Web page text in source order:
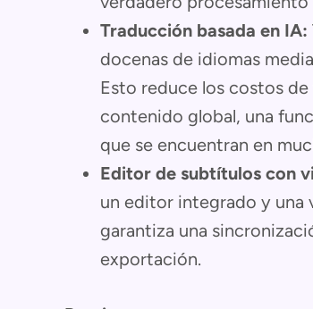
Traducción basada en IA:
docenas de idiomas
Esto reduce los costos
contenido global, una
que se encuentran en
Editor de subtítulos con
un editor integrado y una
garantiza una
exportación.